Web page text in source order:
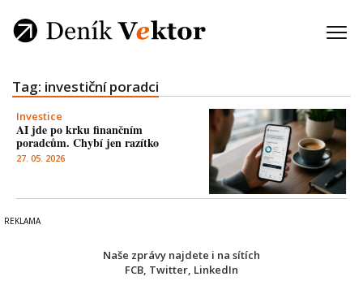
Tag: investiční poradci
Investice
AI jde po krku finančním
poradcům. Chybí jen razítko
27. 05. 2026
Naše zprávy najdete i na sítích
FCB, Twitter, LinkedIn